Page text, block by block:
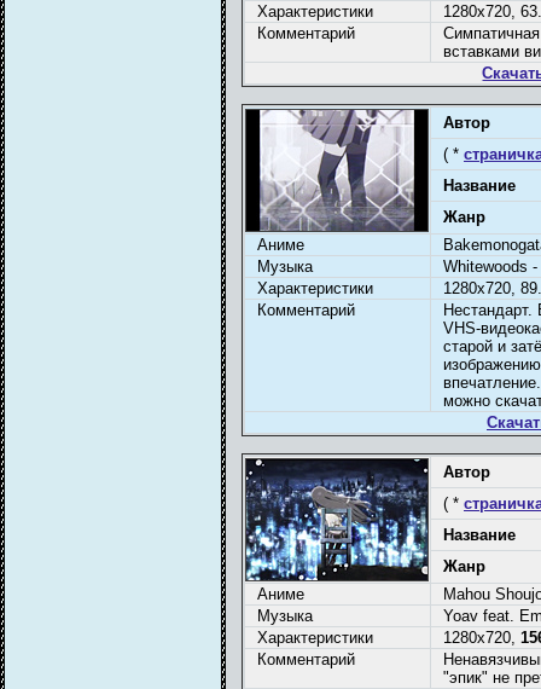
Характеристики
1280x720,
Комментарий
вставками
Автор
( *
Название
Жанр
Аниме
Музыка
Whitewoods
Характеристики
1280x720,
Комментарий
Нестандарт.
VHS-
старой и
можно
Автор
( *
Название
Жанр
Аниме
Mahou
Музыка
Yoav feat.
Характеристики
1280x720,
Комментарий
"эпик" не